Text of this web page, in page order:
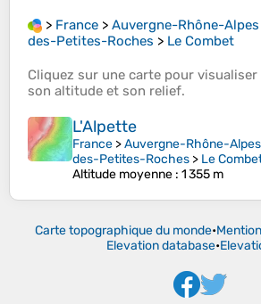
> France > Auvergne-Rhône-Alpes
des-Petites-Roches > Le Combet
Cliquez sur une carte pour visualiser
son altitude et son relief.
L'Alpette
France >Auvergne-Rhône-Alpes
des-Petites-Roches > Le
Altitude moyenne : 1 355 m
Carte topographique du monde•
Elevation database•